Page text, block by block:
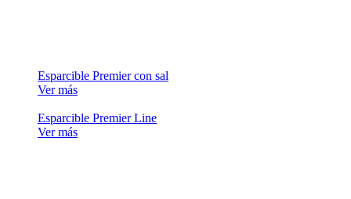
Esparcible Premier con sal
Ver más
Esparcible Premier Line
Ver más